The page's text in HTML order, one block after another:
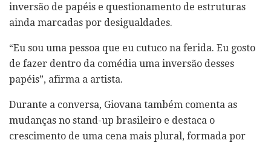
inversão de papéis e questionamento de estruturas
ainda marcadas por desigualdades.
“Eu sou uma pessoa que eu cutuco na ferida. Eu gosto
de fazer dentro da comédia uma inversão desses
papéis”, afirma a artista.
Durante a conversa, Giovana também comenta as
mudanças no stand-up brasileiro e destaca o
crescimento de uma cena mais plural, formada por